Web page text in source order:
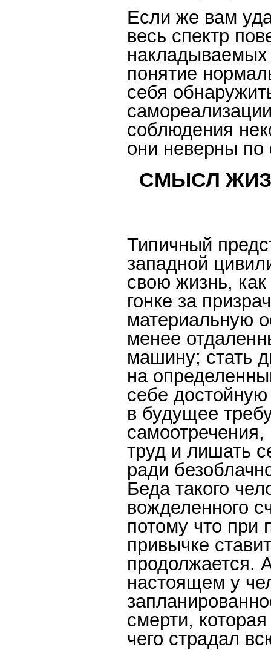
Если же вам
весь спектр
понятие
себя
соблюдения
они неверны по
СМЫСЛ
Типичный
западной
свою жизнь,
гонке за
материальную
менее
машину; стать
на
себе
в будущее
самоотречения,
труд и лишать
ради
Беда такого
вожделенного
потому что при
привычке
продолжается.
настоящем у
смерти,
чего страдал